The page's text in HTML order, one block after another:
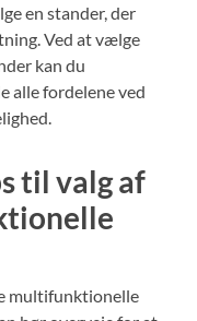
en stander, der
Ved at vælge
kan du
alle fordelene ved
til valg af
multifunktionelle